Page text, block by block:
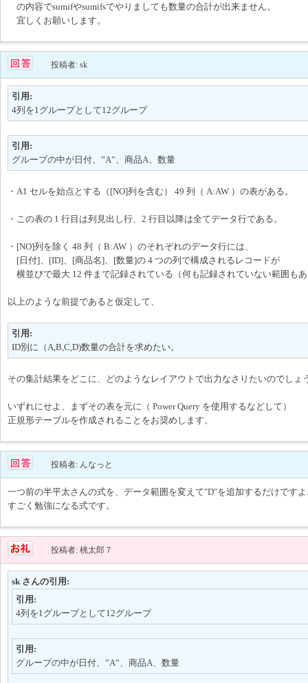
の内容でsumifやsumifsでやりましても数量の合計が出来ません。
宜しくお願いします。
投稿者: sk
引用:
4列を1グループとして12グループ
引用:
グループの中が日付、”A”、商品A、数量
・A1 セルを始点とする（[NO]列を含む） 49 列（ A:AW ）の表がある。
・この表の 1 行目は列見出し行、2 行目以降は全てデータ行である。
・[NO]列を除く 48 列（ B:AW ）のそれぞれのデータ行には、
[日付]、[ID]、[商品名]、[数量]の 4 つの列で構成されるレコードが
横並びで最大 12 件まで記録されている（何も記録されていない範囲も
以上のような前提であると仮定して、
引用:
ID別に（A,B,C,D)数量の合計を求めたい。
その集計結果をどこに、どのようなレイアウトで出力なさりたいのでしょ
いずれにせよ、まずその表を元に（ Power Query を使用するなどして）
正規形テーブルを作成されることをお奨めします。
投稿者: んなっと
一つ前の半平太さんの式を、データ範囲を変えて"D"を追加するだけです
すごく勉強になる式です。
投稿者: 桃太郎７
sk さんの引用:
引用:
4列を1グループとして12グループ
引用:
グループの中が日付、”A”、商品A、数量